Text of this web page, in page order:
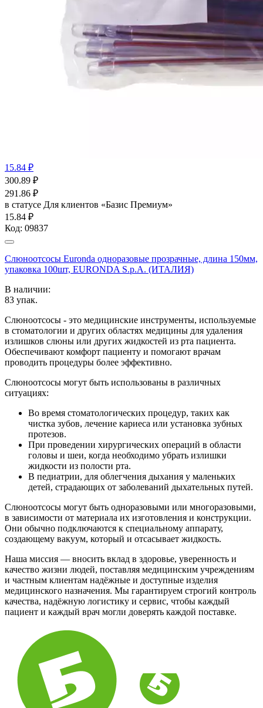
15.84 ₽
300.89 ₽
291.86 ₽
в статусе Для клиентов «Базис Премиум»
15.84 ₽
Код: 09837
Слюноотсосы Euronda одноразовые прозрачные, длина 150мм,
упаковка 100шт, EURONDA S.p.A. (ИТАЛИЯ)
В наличии:
83 упак.
Слюноотсосы - это медицинские инструменты, используемые
в стоматологии и других областях медицины для удаления
излишков слюны или других жидкостей из рта пациента.
Обеспечивают комфорт пациенту и помогают врачам
проводить процедуры более эффективно.
Слюноотсосы могут быть использованы в различных
ситуациях:
Во время стоматологических процедур, таких как
чистка зубов, лечение кариеса или установка зубных
протезов.
При проведении хирургических операций в области
головы и шеи, когда необходимо убрать излишки
жидкости из полости рта.
В педиатрии, для облегчения дыхания у маленьких
детей, страдающих от заболеваний дыхательных путей.
Слюноотсосы могут быть одноразовыми или многоразовыми,
в зависимости от материала их изготовления и конструкции.
Они обычно подключаются к специальному аппарату,
создающему вакуум, который и отсасывает жидкость.
Наша миссия — вносить вклад в здоровье, уверенность и
качество жизни людей, поставляя медицинским учреждениям
и частным клиентам надёжные и доступные изделия
медицинского назначения. Мы гарантируем строгий контроль
качества, надёжную логистику и сервис, чтобы каждый
пациент и каждый врач могли доверять каждой поставке.